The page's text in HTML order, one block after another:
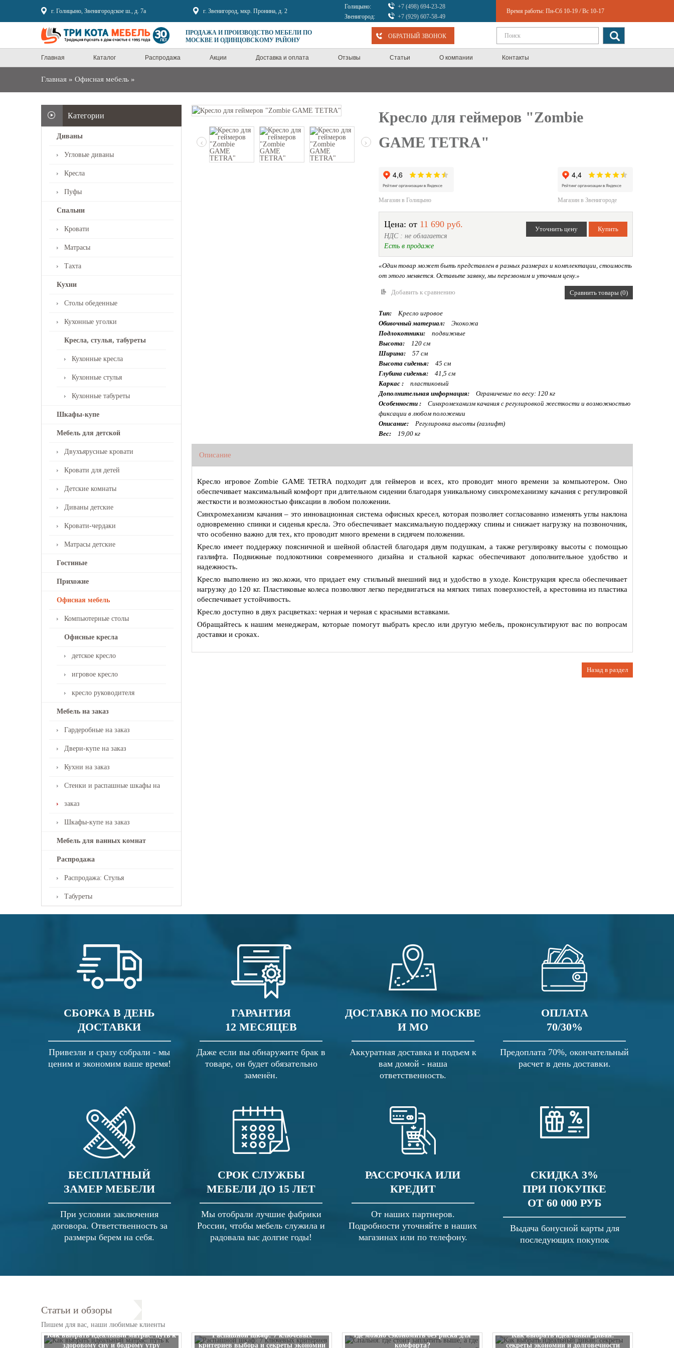
г. Голицыно, Звенигородское ш., д. 7а г. Звенигород, мкр. Пронина, д. 2
Голицыно:
+7 (498) 694-23-28
Звенигород:
+7 (929) 607-58-49
Время работы: Пн-Сб 10-19 / Вс 10-17
ПРОДАЖА И ПРОИЗВОДСТВО МЕБЕЛИ ПО
МОСКВЕ И ОДИНЦОВСКОМУ РАЙОНУ
ОБРАТНЫЙ ЗВОНОК
Главная Каталог Распродажа Акции Доставка и оплата Отзывы Статьи О компании Контакты
Главная » Офисная мебель »
Категории
Диваны
Угловые диваны
Кресла
Пуфы
Спальни
Кровати
Матрасы
Тахта
Кухни
Столы обеденные
Кухонные уголки
Кресла, стулья, табуреты
Кухонные кресла
Кухонные стулья
Кухонные табуреты
Шкафы-купе
Мебель для детской
Двухъярусные кровати
Кровати для детей
Детские комнаты
Диваны детские
Кровати-чердаки
Матрасы детские
Гостиные
Прихожие
Офисная мебель
Компьютерные столы
Офисные кресла
детское кресло
игровое кресло
кресло руководителя
Мебель на заказ
Гардеробные на заказ
Двери-купе на заказ
Кухни на заказ
Стенки и распашные шкафы на
заказ
Шкафы-купе на заказ
Мебель для ванных комнат
Распродажа
Распродажа: Стулья
Табуреты
‹ ›
Кресло для геймеров "Zombie
GAME TETRA"
Магазин в Голицыно Магазин в Звенигороде
Цена: от 11 690 руб.
НДС : не облагается
Есть в продаже
«Один товар может быть представлен в разных размерах и комплектации, стоимость
от этого меняется. Оставьте заявку, мы перезвоним и уточним цену.»
Добавить к сравнению Сравнить товары (0)
Тип:
Кресло игровое
Обивочный материал:
Экокожа
Подлокотники:
подвижные
Высота:
120 см
Ширина:
57 см
Высота сиденья:
45 см
Глубина сиденья:
41,5 см
Каркас :
пластиковый
Дополнительная информация:
Ограничение по весу: 120 кг
Особенности :
Синхромеханизм качания с регулировкой жесткости и возможностью
фиксации в любом положении
Описание:
Регулировка высоты (газлифт)
Вес:
19,00 кг
Описание
Кресло игровое Zombie GAME TETRA подходит для геймеров и всех, кто проводит много времени за компьютером. Оно
обеспечивает максимальный комфорт при длительном сидении благодаря уникальному синхромеханизму качания с регулировкой
жесткости и возможностью фиксации в любом положении.
Синхромеханизм качания – это инновационная система офисных кресел, которая позволяет согласованно изменять углы наклона
одновременно спинки и сиденья кресла. Это обеспечивает максимальную поддержку спины и снижает нагрузку на позвоночник,
что особенно важно для тех, кто проводит много времени в сидячем положении.
Кресло имеет поддержку поясничной и шейной областей благодаря двум подушкам, а также регулировку высоты с помощью
газлифта. Подвижные подлокотники современного дизайна и стальной каркас обеспечивают дополнительное удобство и
надежность.
Кресло выполнено из эко.кожи, что придает ему стильный внешний вид и удобство в уходе. Конструкция кресла обеспечивает
нагрузку до 120 кг. Пластиковые колеса позволяют легко передвигаться на мягких типах поверхностей, а крестовина из пластика
обеспечивает устойчивость.
Кресло доступно в двух расцветках: черная и черная с красными вставками.
Обращайтесь к нашим менеджерам, которые помогут выбрать кресло или другую мебель, проконсультируют вас по вопросам
доставки и сроках.
Назад в раздел
СБОРКА В ДЕНЬ
ДОСТАВКИ
Привезли и сразу собрали - мы
ценим и экономим ваше время!
ГАРАНТИЯ
12 МЕСЯЦЕВ
Даже если вы обнаружите брак в
товаре, он будет обязательно
заменён.
ДОСТАВКА ПО МОСКВЕ
И МО
Аккуратная доставка и подъем к
вам домой - наша
ответственность.
ОПЛАТА
70/30%
Предоплата 70%, окончательный
расчет в день доставки.
БЕСПЛАТНЫЙ
ЗАМЕР МЕБЕЛИ
При условии заключения
договора. Ответственность за
размеры берем на себя.
СРОК СЛУЖБЫ
МЕБЕЛИ ДО 15 ЛЕТ
Мы отобрали лучшие фабрики
России, чтобы мебель служила и
радовала вас долгие годы!
РАССРОЧКА ИЛИ
КРЕДИТ
От наших партнеров.
Подробности уточняйте в наших
магазинах или по телефону.
СКИДКА 3%
ПРИ ПОКУПКЕ
ОТ 60 000 РУБ
Выдача бонусной карты для
последующих покупок
Статьи и обзоры
Пишем для вас, наши любимые клиенты
Как выбрать идеальный матрас: путь к
здоровому сну и бодрому утру
Распашной шкаф: 7 ключевых
критериев выбора и секреты экономии
где можно сэкономить без риска для
комфорта?
Как выбрать идеальный диван:
секреты экономии и долговечности